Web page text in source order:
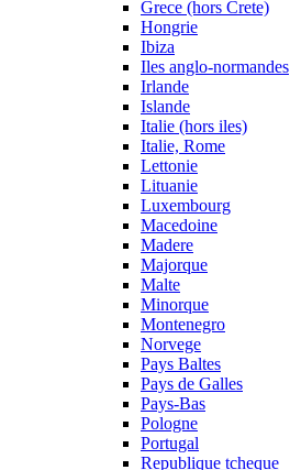
Grece (hors Crete)
Hongrie
Ibiza
Iles anglo-normandes
Irlande
Islande
Italie (hors iles)
Italie, Rome
Lettonie
Lituanie
Luxembourg
Macedoine
Madere
Majorque
Malte
Minorque
Montenegro
Norvege
Pays Baltes
Pays de Galles
Pays-Bas
Pologne
Portugal
Republique tcheque